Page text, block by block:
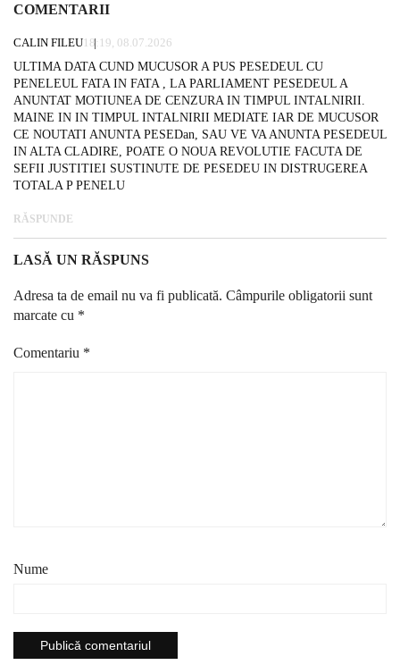
COMENTARII
CALIN FILEU18:19, 08.07.2026
ULTIMA DATA CUND MUCUSOR A PUS PESEDEUL CU
PENELEUL FATA IN FATA , LA PARLIAMENT PESEDEUL A
ANUNTAT MOTIUNEA DE CENZURA IN TIMPUL INTALNIRII.
MAINE IN IN TIMPUL INTALNIRII MEDIATE IAR DE MUCUSOR
CE NOUTATI ANUNTA PESEDan, SAU VE VA ANUNTA PESEDEUL
IN ALTA CLADIRE, POATE O NOUA REVOLUTIE FACUTA DE
SEFII JUSTITIEI SUSTINUTE DE PESEDEU IN DISTRUGEREA
TOTALA P PENELU
RĂSPUNDE
LASĂ UN RĂSPUNS
Adresa ta de email nu va fi publicată. Câmpurile obligatorii sunt
marcate cu *
Comentariu *
Nume